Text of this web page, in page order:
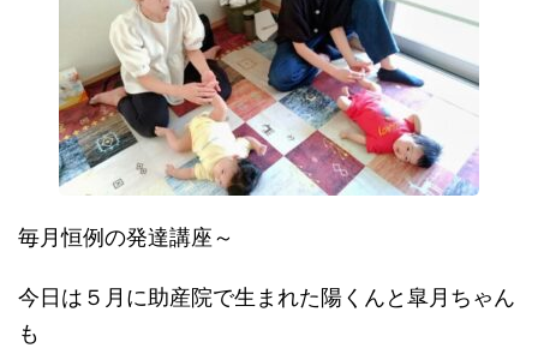
毎月恒例の発達講座～
今日は５月に助産院で生まれた陽くんと皐月ちゃん
も